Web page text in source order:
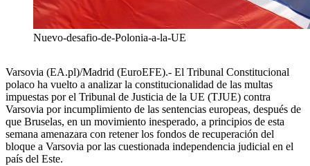
Nuevo-desafio-de-Polonia-a-la-UE
Varsovia (EA.pl)/Madrid (EuroEFE).- El Tribunal Constitucional
polaco ha vuelto a analizar la constitucionalidad de las multas
impuestas por el Tribunal de Justicia de la UE (TJUE) contra
Varsovia por incumplimiento de las sentencias europeas, después de
que Bruselas, en un movimiento inesperado, a principios de esta
semana amenazara con retener los fondos de recuperación del
bloque a Varsovia por las cuestionada independencia judicial en el
país del Este.